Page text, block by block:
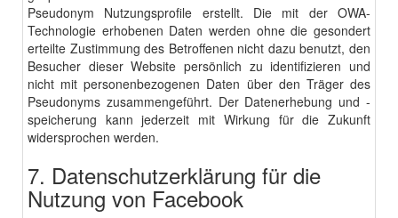
Pseudonym Nutzungsprofile erstellt. Die mit der OWA-
Technologie erhobenen Daten werden ohne die gesondert
erteilte Zustimmung des Betroffenen nicht dazu benutzt, den
Besucher dieser Website persönlich zu identifizieren und
nicht mit personenbezogenen Daten über den Träger des
Pseudonyms zusammengeführt. Der Datenerhebung und -
speicherung kann jederzeit mit Wirkung für die Zukunft
widersprochen werden.
7. Datenschutzerklärung für die
Nutzung von Facebook